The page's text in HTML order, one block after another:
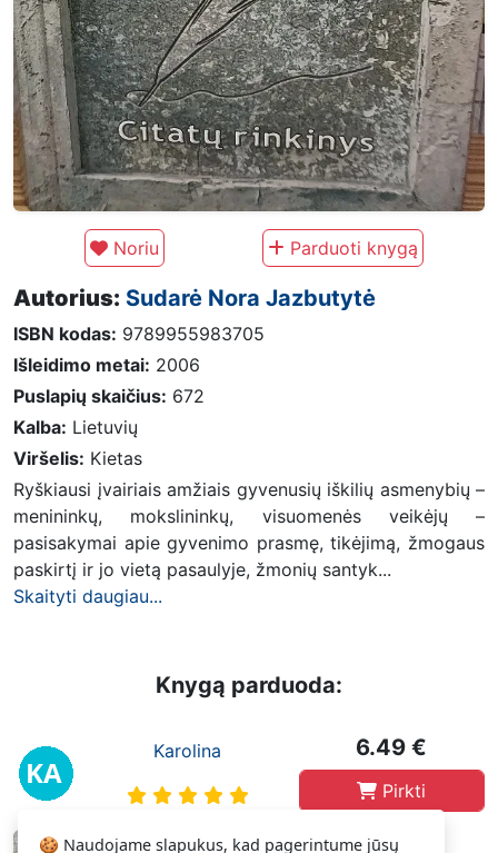
🍪 Naudojame slapukus, kad pagerintume jūsų
Noriu Parduoti knygą
Autorius: Sudarė Nora Jazbutytė
ISBN kodas: 9789955983705
Išleidimo metai: 2006
Puslapių skaičius: 672
Kalba: Lietuvių
Viršelis: Kietas
Ryškiausi įvairiais amžiais gyvenusių iškilių asmenybių –
menininkų, mokslininkų, visuomenės veikėjų –
pasisakymai apie gyvenimo prasmę, tikėjimą, žmogaus
paskirtį ir jo vietą pasaulyje, žmonių santyk...
Skaityti daugiau...
Knygą parduoda:
Karolina 6.49 €
Pirkti